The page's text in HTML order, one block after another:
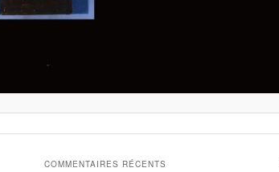
COMMENTAIRES RÉCENTS